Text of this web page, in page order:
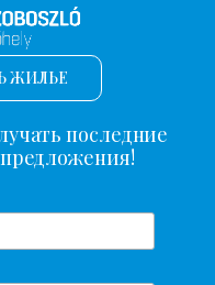
ЖИЛЬЕ
последние